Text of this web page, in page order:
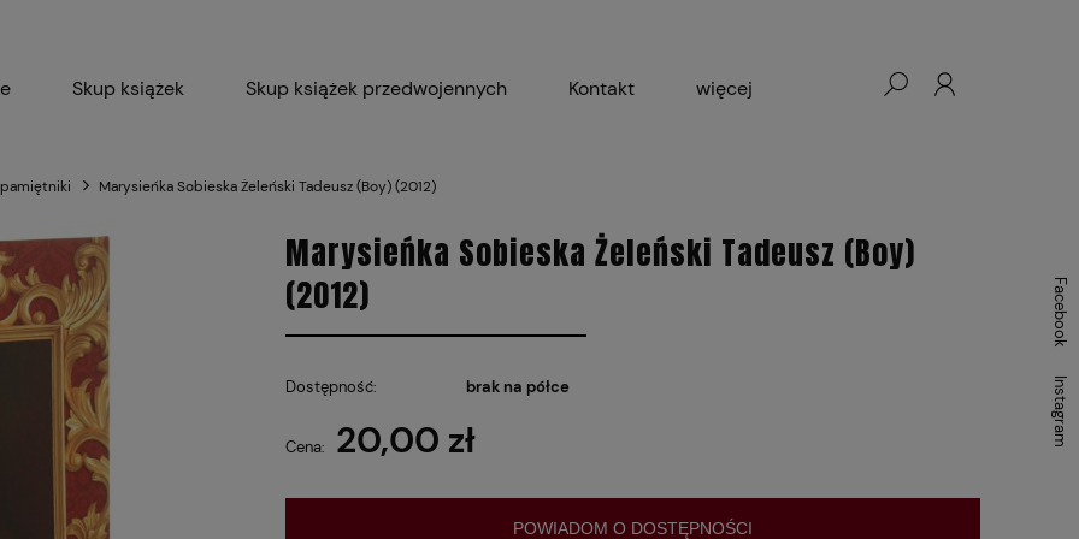
Skup książek Skup książek przedwojennych Kontakt więcej
Certyfikat dla Małej Księgarni 2024-2025
Marysieńka Sobieska Żeleński Tadeusz (Boy) (2012)
Marysieńka Sobieska Żeleński Tadeusz (Boy)
(2012)
Dostępność: brak na półce
Cena: 20,00 zł
POWIADOM O DOSTĘPNOŚCI
Facebook
Instagram